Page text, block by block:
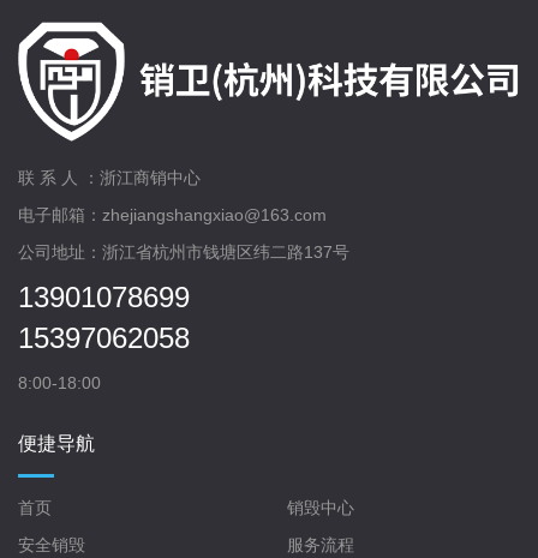
联 系 人 ：浙江商销中心
电子邮箱：zhejiangshangxiao@163.com
公司地址：浙江省杭州市钱塘区纬二路137号
13901078699
15397062058
8:00-18:00
便捷导航
首页
销毁中心
安全销毁
服务流程